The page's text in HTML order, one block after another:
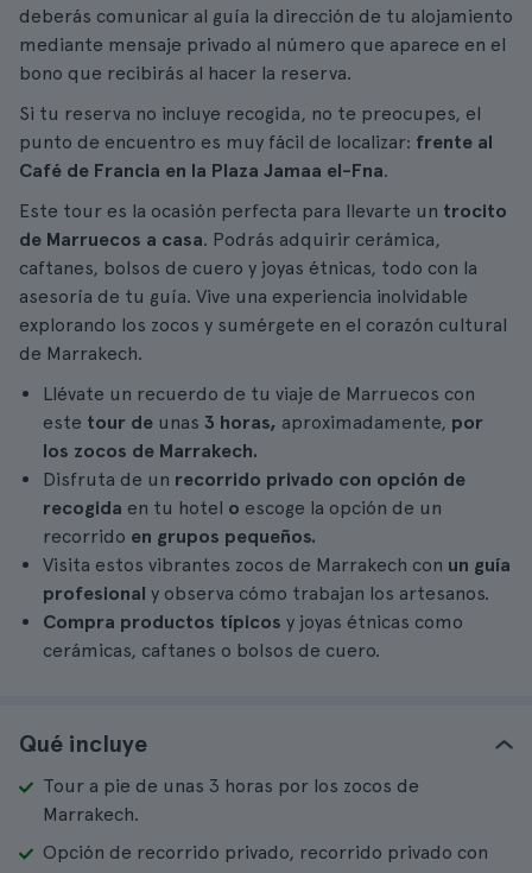
deberás comunicar al guía la dirección de tu alojamiento
mediante mensaje privado al número que aparece en el
bono que recibirás al hacer la reserva.
Si tu reserva no incluye recogida, no te preocupes, el
punto de encuentro es muy fácil de localizar: frente al
Café de Francia en la Plaza Jamaa el-Fna.
Este tour es la ocasión perfecta para llevarte un trocito
de Marruecos a casa. Podrás adquirir cerámica,
caftanes, bolsos de cuero y joyas étnicas, todo con la
asesoría de tu guía. Vive una experiencia inolvidable
explorando los zocos y sumérgete en el corazón cultural
de Marrakech.
Llévate un recuerdo de tu viaje de Marruecos con
este tour de unas 3 horas, aproximadamente, por
los zocos de Marrakech.
Disfruta de un recorrido privado con opción de
recogida en tu hotel o escoge la opción de un
recorrido en grupos pequeños.
Visita estos vibrantes zocos de Marrakech con un guía
profesional y observa cómo trabajan los artesanos.
Compra productos típicos y joyas étnicas como
cerámicas, caftanes o bolsos de cuero.
Qué incluye
Tour a pie de unas 3 horas por los zocos de
Marrakech.
Opción de recorrido privado, recorrido privado con